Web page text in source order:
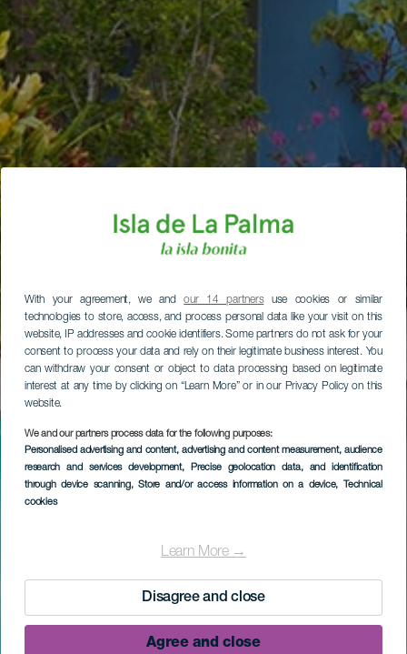
With your agreement, we andour 14 partnersuse cookies or similar
technologies to store, access, and process personal data like your visit on this
website, IP addresses and cookie identifiers. Some partners do not ask for your
consent to process your data and rely on their legitimate business interest. You
can withdraw your consent or object to data processing based on legitimate
interest at any time by clicking on “Learn More” or in our Privacy Policy on this
website.
We and our partners process data for the following purposes:
Personalised advertising and content, advertising and content measurement, audience
research and services development, Precise geolocation data, and identification
through device scanning, Store and/or access information on a device, Technical
cookies
Learn More →
Disagree and close
Agree and close